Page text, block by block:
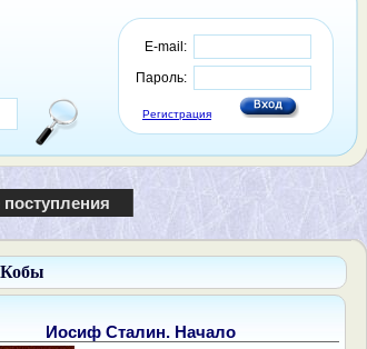
E-mail:
Пароль:
Регистрация
Кобы
Иосиф Сталин. Начало